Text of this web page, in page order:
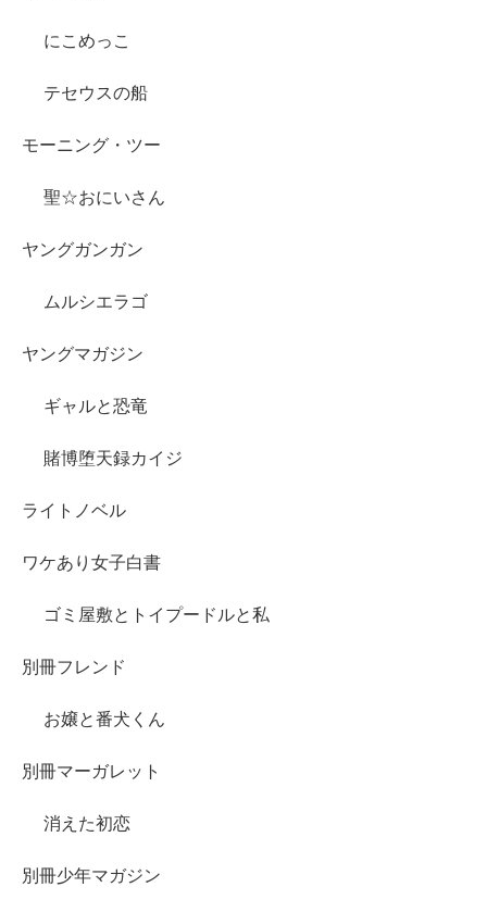
にこめっこ
テセウスの船
モーニング・ツー
聖☆おにいさん
ヤングガンガン
ムルシエラゴ
ヤングマガジン
ギャルと恐竜
賭博堕天録カイジ
ライトノベル
ワケあり女子白書
ゴミ屋敷とトイプードルと私
別冊フレンド
お嬢と番犬くん
別冊マーガレット
消えた初恋
別冊少年マガジン